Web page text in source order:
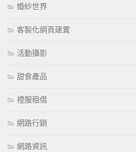
婚紗世界
客製化網頁建置
活動攝影
甜食產品
禮服租借
網路行銷
網路資訊